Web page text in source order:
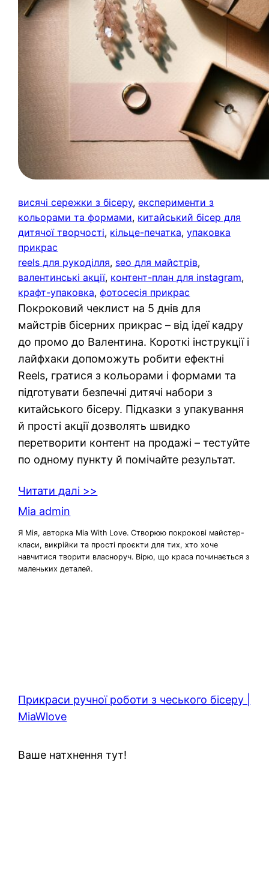
висячі сережки з бісеру, експерименти з
кольорами та формами, китайський бісер для
дитячої творчості, кільце-печатка, упаковка
прикрас
reels для рукоділля, seo для майстрів
валентинські акції, контент-план для instagram
крафт-упаковка, фотосесія прикрас
Покроковий чеклист на 5 днів для
майстрів бісерних прикрас – від ідеї кадру
до промо до Валентина. Короткі інструкції і
лайфхаки допоможуть робити ефектні
Reels, гратися з кольорами і формами та
підготувати безпечні дитячі набори з
китайського бісеру. Підказки з упакування
й прості акції дозволять швидко
перетворити контент на продажі – тестуйте
по одному пункту й помічайте результат.
Читати далі >>
Mia admin
Я Мія, авторка Mia With Love. Створюю покрокові майстер-
класи, викрійки та прості проєкти для тих, хто хоче
навчитися творити власноруч. Вірю, що краса починається з
маленьких деталей.
Прикраси ручної роботи з чеського бісеру |
MiaWlove
Ваше натхнення тут!